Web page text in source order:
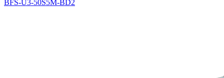
BFS-U3-50S5M-BD2